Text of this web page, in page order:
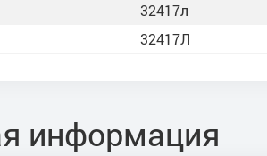
32417л
32417Л
информация